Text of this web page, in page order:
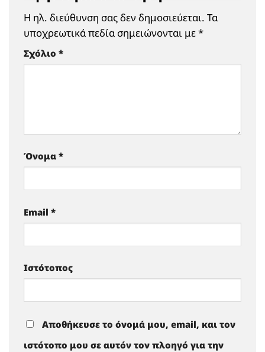
Η ηλ. διεύθυνση σας δεν δημοσιεύεται. Τα
υποχρεωτικά πεδία σημειώνονται με*
Σχόλιο *
Όνομα *
Email *
Ιστότοπος
Αποθήκευσε το όνομά μου, email, και τον
ιστότοπο μου σε αυτόν τον πλοηγό για την